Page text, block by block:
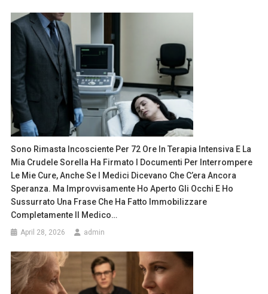
Sono Rimasta Incosciente Per 72 Ore In Terapia Intensiva E La
Mia Crudele Sorella Ha Firmato I Documenti Per Interrompere
Le Mie Cure, Anche Se I Medici Dicevano Che C’era Ancora
Speranza. Ma Improvvisamente Ho Aperto Gli Occhi E Ho
Sussurrato Una Frase Che Ha Fatto Immobilizzare
Completamente Il Medico…
April 28, 2026 admin